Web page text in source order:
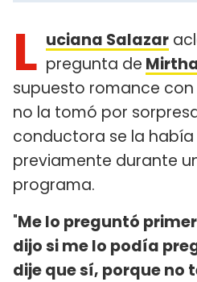
L uciana Salazar
pregunta de
supuesto romance con
no la tomó por
conductora se la
previamente durante
programa.
"Me lo preguntó
dijo si me lo podía
dije que sí, porque no